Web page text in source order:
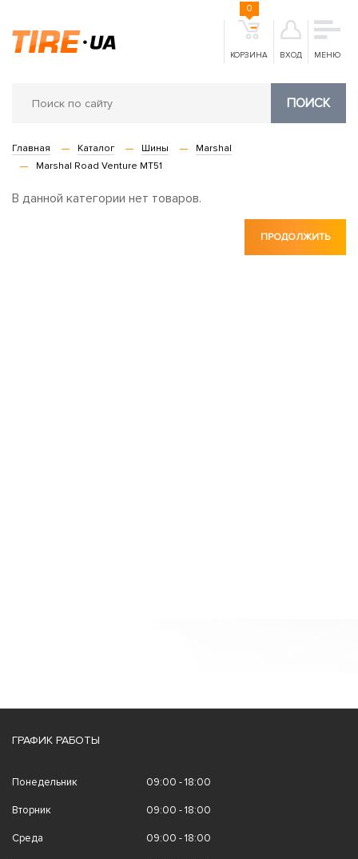
КОРЗИНА
0
ВХОД МЕНЮ
ПОИСК
Главная Каталог Шины
Marshal
Marshal Road Venture MT51
В данной категории нет товаров.
ПРОДОЛЖИТЬ
ГРАФИК РАБОТЫ
Понедельник 09:00 - 18:00
Вторник 09:00 - 18:00
Среда 09:00 - 18:00